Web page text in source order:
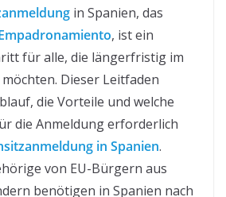
in Spanien, das
, ist ein
für alle, die längerfristig im
Dieser Leitfaden
die Vorteile und welche
die Anmeldung erforderlich
in Spanien.
von EU-Bürgern aus
benötigen in Spanien nach